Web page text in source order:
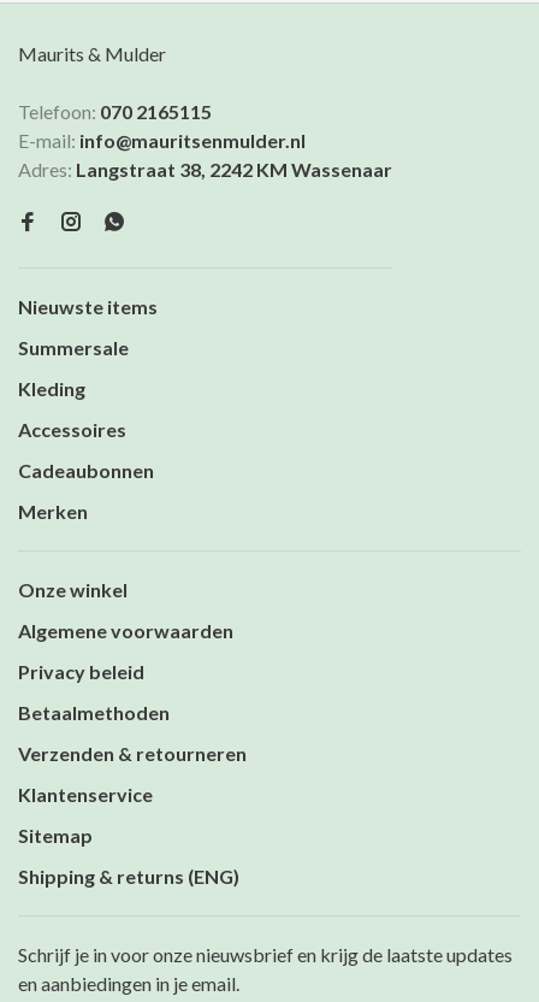
Maurits & Mulder
Telefoon: 070 2165115
E-mail: info@mauritsenmulder.nl
Adres: Langstraat 38, 2242 KM Wassenaar
Nieuwste items
Summersale
Kleding
Accessoires
Cadeaubonnen
Merken
Onze winkel
Algemene voorwaarden
Privacy beleid
Betaalmethoden
Verzenden & retourneren
Klantenservice
Sitemap
Shipping & returns (ENG)
Schrijf je in voor onze nieuwsbrief en krijg de laatste updates
en aanbiedingen in je email.